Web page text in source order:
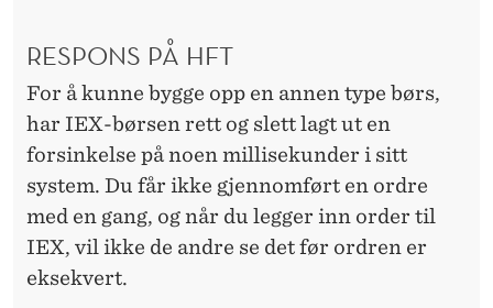
RESPONS PÅ HFT
For å kunne bygge opp en annen type børs,
har IEX-børsen rett og slett lagt ut en
forsinkelse på noen millisekunder i sitt
system. Du får ikke gjennomført en ordre
med en gang, og når du legger inn order til
IEX, vil ikke de andre se det før ordren er
eksekvert.